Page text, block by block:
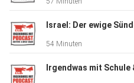
im Kapitalismus wird
Begriffe voller emotionaler
Die weltweite Hilfe ist längst
Israel: Der ewige
54 Minuten